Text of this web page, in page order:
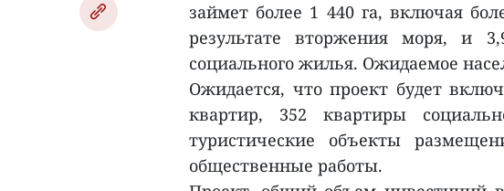
займет более 1 440 га, включая
результате вторжения моря, и
социального жилья. Ожидаемое
Ожидается, что проект будет
квартир, 352 квартиры
туристические объекты
общественные работы.